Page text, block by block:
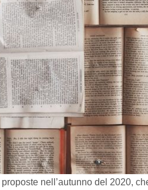
proposte nell’autunno del 2020,